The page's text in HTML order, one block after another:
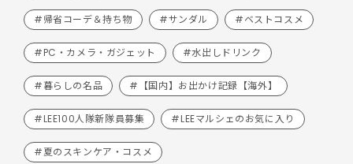
#帰省コーデ＆持ち物 #サンダル #ベストコスメ
#PC・カメラ・ガジェット #水出しドリンク
#暮らしの名品 #【国内】お出かけ記録【海外】
#LEE100人隊新隊員募集 #LEEマルシェのお気に入り
#夏のスキンケア・コスメ